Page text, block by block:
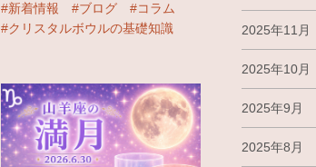
#新着情報
#ブログ
#コラム
#クリスタルボウルの基礎知識
2025年11月
2025年10月
2025年9月
2025年8月